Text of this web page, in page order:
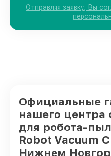
Отправляя заявку, Вы
Официальные
нашего центра
для робота-
Robot Vacuum
Нижнем